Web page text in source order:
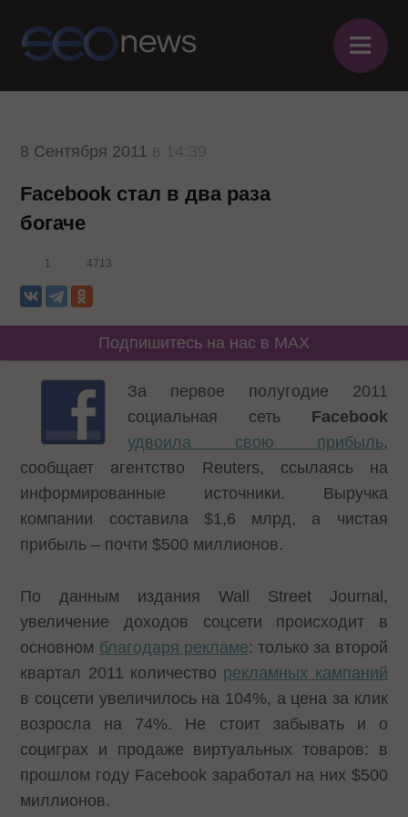
≡
8 Сентября 2011
Facebook стал в два раза
богаче
1 4713
Подпишитесь на нас в MAX
За первое полугодие 2011
социальная сеть Facebook
удвоила свою прибыль,
сообщает агентство Reuters, ссылаясь на
информированные источники. Выручка
компании составила $1,6 млрд, а чистая
прибыль – почти $500 миллионов.
По данным издания Wall Street Journal,
увеличение доходов соцсети происходит в
основном благодаря рекламе: только за второй
квартал 2011 количество рекламных кампаний
в соцсети увеличилось на 104%, а цена за клик
возросла на 74%. Не стоит забывать и о
социграх и продаже виртуальных товаров: в
прошлом году Facebook заработал на них $500
миллионов.